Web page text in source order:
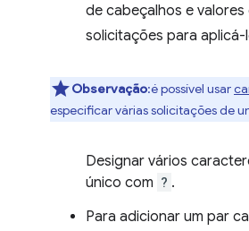
de cabeçalhos e valores
solicitações para aplicá-
Observação:é possível usar
especificar várias solicitações de
Designar vários
único com ? .
Para adicionar um par